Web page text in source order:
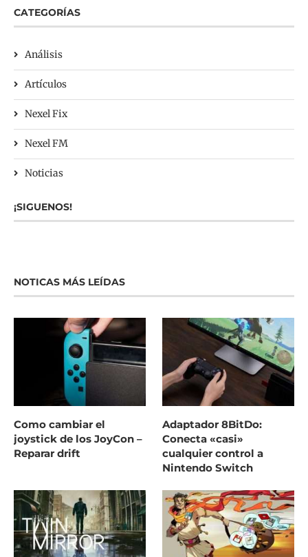
CATEGORÍAS
Análisis
Artículos
Nexel Fix
Nexel FM
Noticias
¡SIGUENOS!
NOTICAS MÁS LEÍDAS
Como cambiar el
joystick de los JoyCon –
Reparar drift
Adaptador 8BitDo:
Conecta «casi»
cualquier control a
Nintendo Switch